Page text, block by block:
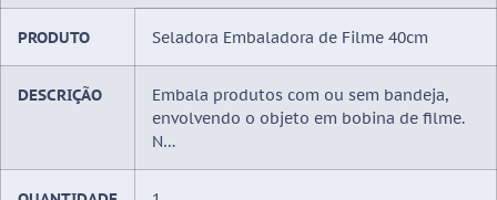
PRODUTO Seladora Embaladora de Filme 40cm
DESCRIÇÃO
Embala produtos com ou sem bandeja,
envolvendo o objeto em bobina de filme.
N…